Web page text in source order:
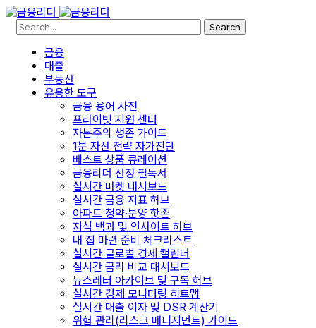
Search
금융
대출
부동산
유용한 도구
금융 용어 사전
프라이빗 지원 센터
자본주의 생존 가이드
1분 자산 전략 자가진단
베스트 상품 큐레이션
금융리더 선정 필독서
실시간 마켓 대시보드
실시간 금융 지표 허브
아파트 청약·분양 핫존
지식 백과 및 인사이트 허브
내 집 마련 준비 체크리스트
실시간 글로벌 경제 캘린더
실시간 금리 비교 대시보드
뉴스레터 아카이브 및 구독 허브
실시간 경제 모니터링 히트맵
실시간 대출 이자 및 DSR 계산기
위험 관리(리스크 매니지먼트) 가이드